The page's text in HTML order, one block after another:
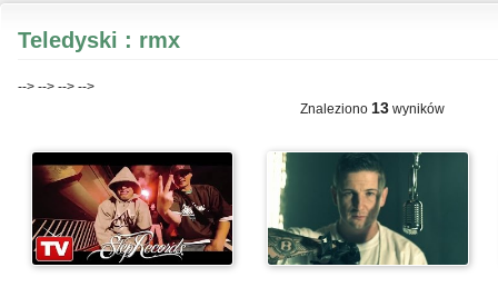
Teledyski : rmx
--> --> --> -->
Znaleziono 13 wyników